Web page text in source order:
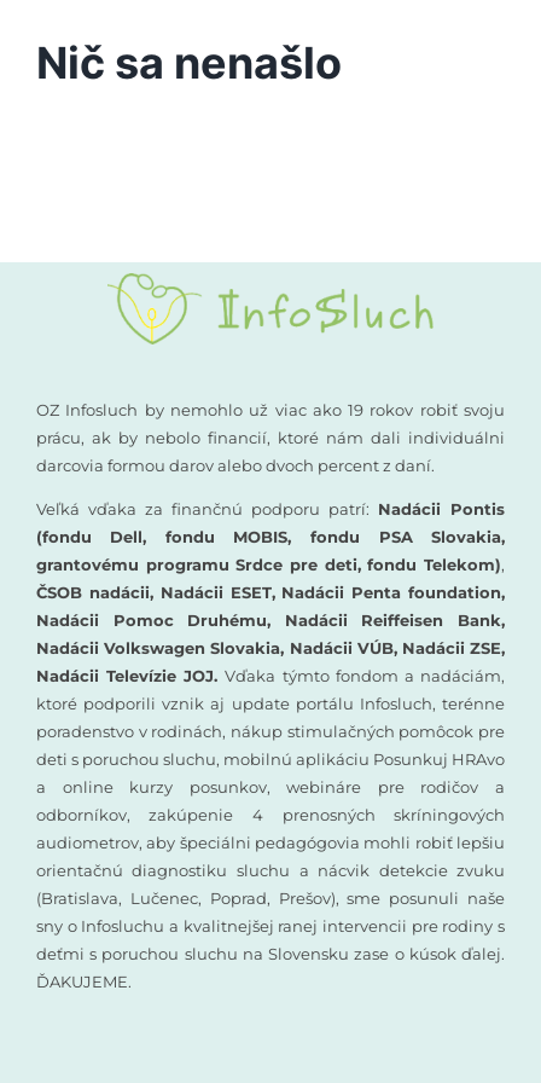
Podporte nás
Vyšetrenia sluchu
Rané poradenstvo
Vzdelávanie
Nič sa nenašlo
OZ Infosluch by nemohlo už viac ako 19 rokov robiť svoju
prácu, ak by nebolo financií, ktoré nám dali individuálni
darcovia formou darov alebo dvoch percent z daní.
Veľká vďaka za finančnú podporu patrí: Nadácii Pontis
(fondu Dell, fondu MOBIS, fondu PSA Slovakia,
grantovému programu Srdce pre deti, fondu Telekom),
ČSOB nadácii, Nadácii ESET, Nadácii Penta foundation,
Nadácii Pomoc Druhému, Nadácii Reiffeisen Bank,
Nadácii Volkswagen Slovakia, Nadácii VÚB, Nadácii ZSE,
Nadácii Televízie JOJ.Vďaka týmto fondom a nadáciám,
ktoré podporili vznik aj update portálu Infosluch, terénne
poradenstvo v rodinách, nákup stimulačných pomôcok pre
deti s poruchou sluchu, mobilnú aplikáciu Posunkuj HRAvo
a online kurzy posunkov, webináre pre rodičov a
odborníkov, zakúpenie 4 prenosných skríningových
audiometrov, aby špeciálni pedagógovia mohli robiť lepšiu
orientačnú diagnostiku sluchu a nácvik detekcie zvuku
(Bratislava, Lučenec, Poprad, Prešov), sme posunuli naše
sny o Infosluchu a kvalitnejšej ranej intervencii pre rodiny s
deťmi s poruchou sluchu na Slovensku zase o kúsok ďalej.
ĎAKUJEME.